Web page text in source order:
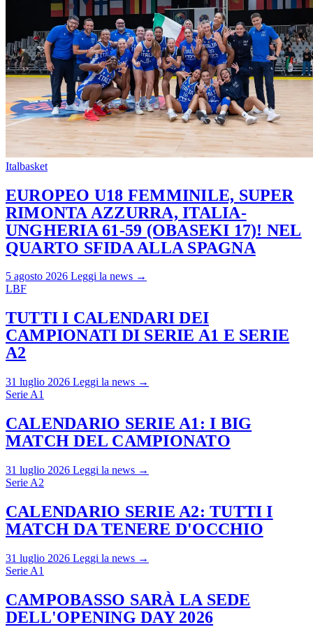
Italbasket
EUROPEO U18 FEMMINILE, SUPER
RIMONTA AZZURRA, ITALIA-
UNGHERIA 61-59 (OBASEKI 17)! NEL
QUARTO SFIDA ALLA SPAGNA
5 agosto 2026 Leggi la news →
LBF
TUTTI I CALENDARI DEI
CAMPIONATI DI SERIE A1 E SERIE
A2
31 luglio 2026 Leggi la news →
Serie A1
CALENDARIO SERIE A1: I BIG
MATCH DEL CAMPIONATO
31 luglio 2026 Leggi la news →
Serie A2
CALENDARIO SERIE A2: TUTTI I
MATCH DA TENERE D'OCCHIO
31 luglio 2026 Leggi la news →
Serie A1
CAMPOBASSO SARÀ LA SEDE
DELL'OPENING DAY 2026